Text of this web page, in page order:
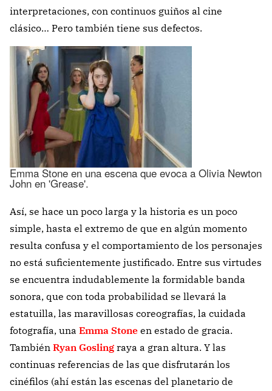
interpretaciones, con continuos guiños al cine
clásico… Pero también tiene sus defectos.
Emma Stone en una escena que evoca a Olivia Newton
John en 'Grease'.
Así, se hace un poco larga y la historia es un poco
simple, hasta el extremo de que en algún momento
resulta confusa y el comportamiento de los personajes
no está suficientemente justificado. Entre sus virtudes
se encuentra indudablemente la formidable banda
sonora, que con toda probabilidad se llevará la
estatuilla, las maravillosas coreografías, la cuidada
fotografía, una Emma Stone en estado de gracia.
También Ryan Gosling raya a gran altura. Y las
continuas referencias de las que disfrutarán los
cinéfilos (ahí están las escenas del planetario de